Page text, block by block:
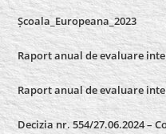
Școala_Europeana_2023
Raport anual de evaluare
Raport anual de evaluare
Decizia nr. 554/27.06.2024 –